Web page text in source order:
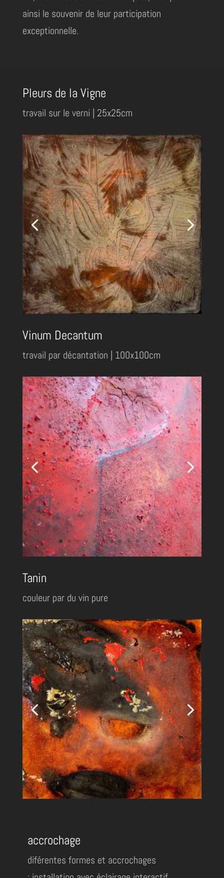
ainsi le souvenir de leur participation
exceptionnelle.
Pleurs de la Vigne
travail sur le verni | 25x25cm
Vinum Decantum
travail par décantation | 100x100cm
Tanin
couleur par du vin pure
accrochage
diférentes formes et accrochages